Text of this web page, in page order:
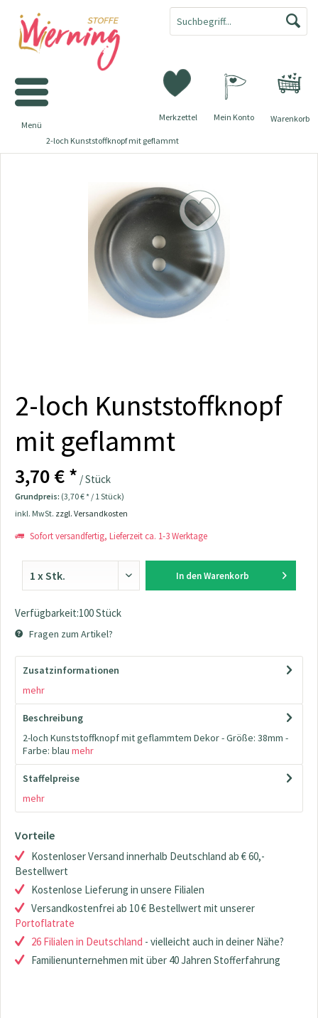
Warenkorb
Merkzettel Mein Konto
Menü
2-loch Kunststoffknopf mit geflammt
2-loch Kunststoffknopf
mit geflammt
3,70 € * / Stück
Grundpreis: (3,70 € * / 1 Stück)
inkl. MwSt. zzgl. Versandkosten
Sofort versandfertig, Lieferzeit ca. 1-3 Werktage
In den Warenkorb
Verfügbarkeit:100 Stück
Fragen zum Artikel?
Zusatzinformationen
mehr
Beschreibung
2-loch Kunststoffknopf mit geflammtem Dekor - Größe: 38mm -
Farbe: blau mehr
Staffelpreise
mehr
Vorteile
Kostenloser Versand innerhalb Deutschland ab € 60,-
Bestellwert
Kostenlose Lieferung in unsere Filialen
Versandkostenfrei ab 10 € Bestellwert mit unserer
Portoflatrate
26 Filialen in Deutschland - vielleicht auch in deiner Nähe?
Familienunternehmen mit über 40 Jahren Stofferfahrung